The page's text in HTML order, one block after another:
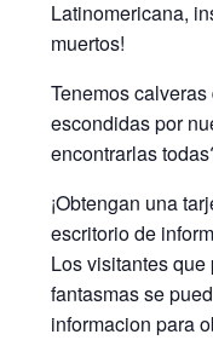
Latinomericana,
muertos!
Tenemos calveras
escondidas por
encontrarlas
¡Obtengan una
escritorio de
Los visitantes
fantasmas se
informacion para